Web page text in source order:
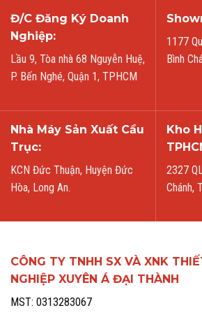
Đ/C Đăng Ký Doanh
Nghiệp:
Lầu 9, Tòa nhà 68 Nguyễn Huệ,
P. Bến Nghé, Quận 1, TPHCM
1177
Bình
Nhà Máy Sản Xuất Cầu
Trục:
KCN Đức Thuận, Huyện Đức
Hòa, Long An.
Kho
2327
Chánh,
CÔNG TY TNHH SX VÀ XNK
NGHIỆP XUYÊN Á ĐẠI THÀNH
MST: 0313283067